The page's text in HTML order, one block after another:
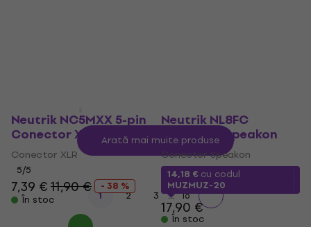
Neutrik NC5MXX 5-pin
Conector XLR
Conector XLR
5/5
7,39 €11,90 €
- 38 %
În stoc
Neutrik NL8FC
Conector Speakon
Conector Speakon
14,18 € cu codul
MUZMUZ-20
17,90 €
În stoc
Arată mai multe produse
1 2 3 ... 16